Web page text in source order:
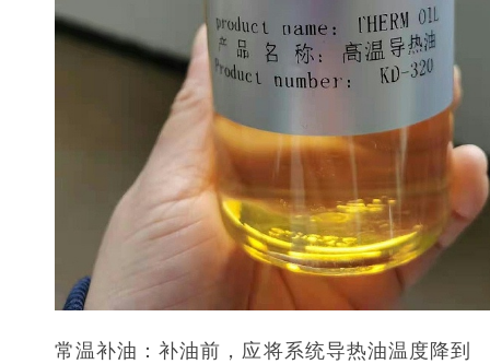
常温补油：补油前，应将系统导热油温度降到